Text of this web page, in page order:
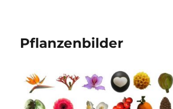
Pflanzenbilder